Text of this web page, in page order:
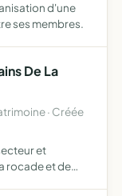
d'une
ses membres.
De La
· Créée
et
rocade et de